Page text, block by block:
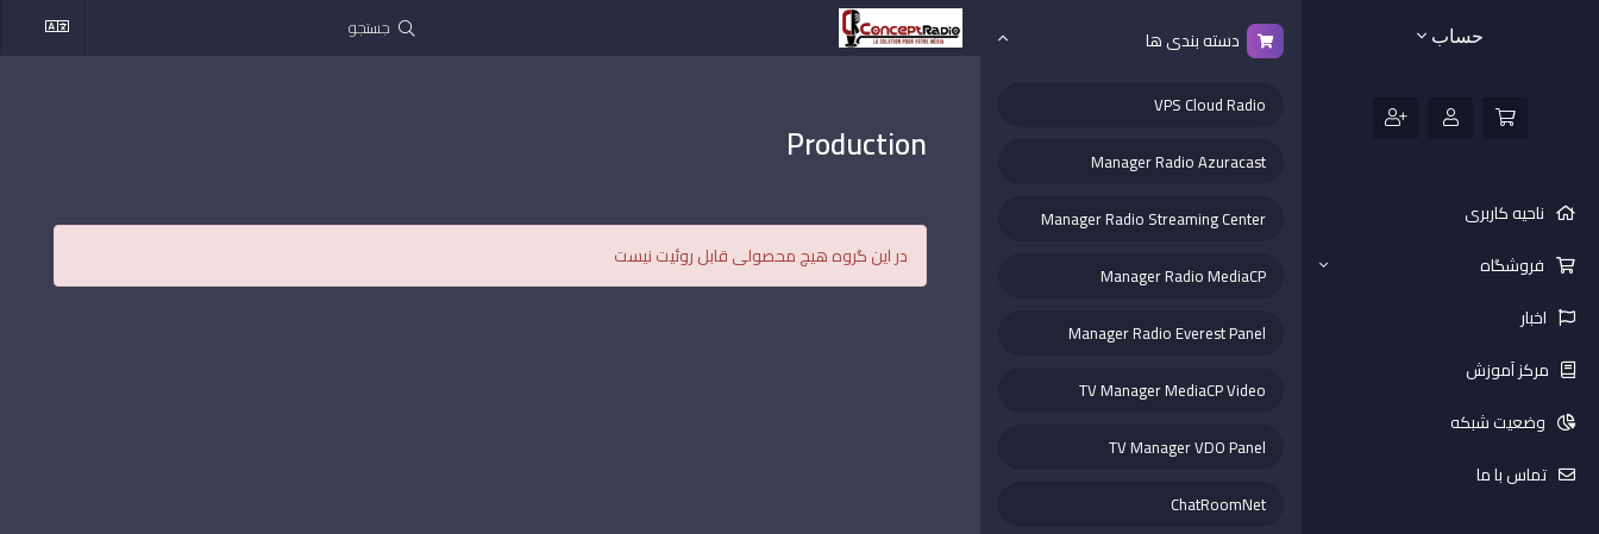
حساب
ناحیه کاربری
فروشگاه
اخبار
مرکز آموزش
وضعیت شبکه
تماس با ما
دسته بندی ها
VPS Cloud Radio
Manager Radio Azuracast
Manager Radio Streaming Center
Manager Radio MediaCP
Manager Radio Everest Panel
TV Manager MediaCP Video
TV Manager VDO Panel
ChatRoomNet
Production
در این گروه هیچ محصولی قابل روئیت نیست